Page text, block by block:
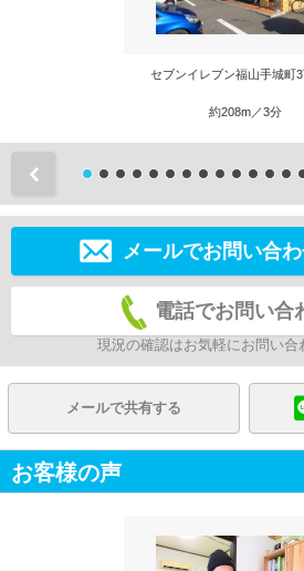
セブンイレブン福山手城町
約208m／3分
メールでお問い合
電話でお問い合
現況の確認はお気軽にお問い合
メールで共有する
お客様の声